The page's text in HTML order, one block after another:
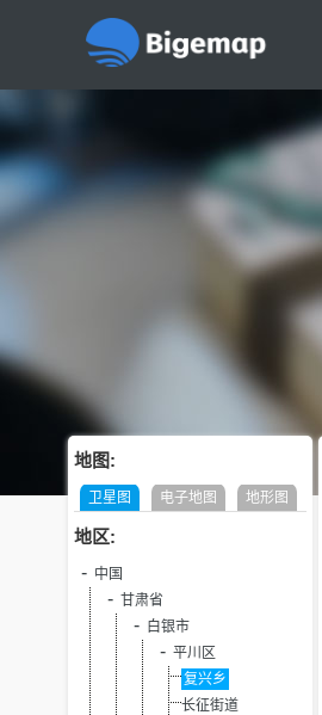
地图:
卫星图 电子地图 地形图
地区:
中国
甘肃省
白银市
平川区
复兴乡
长征街道